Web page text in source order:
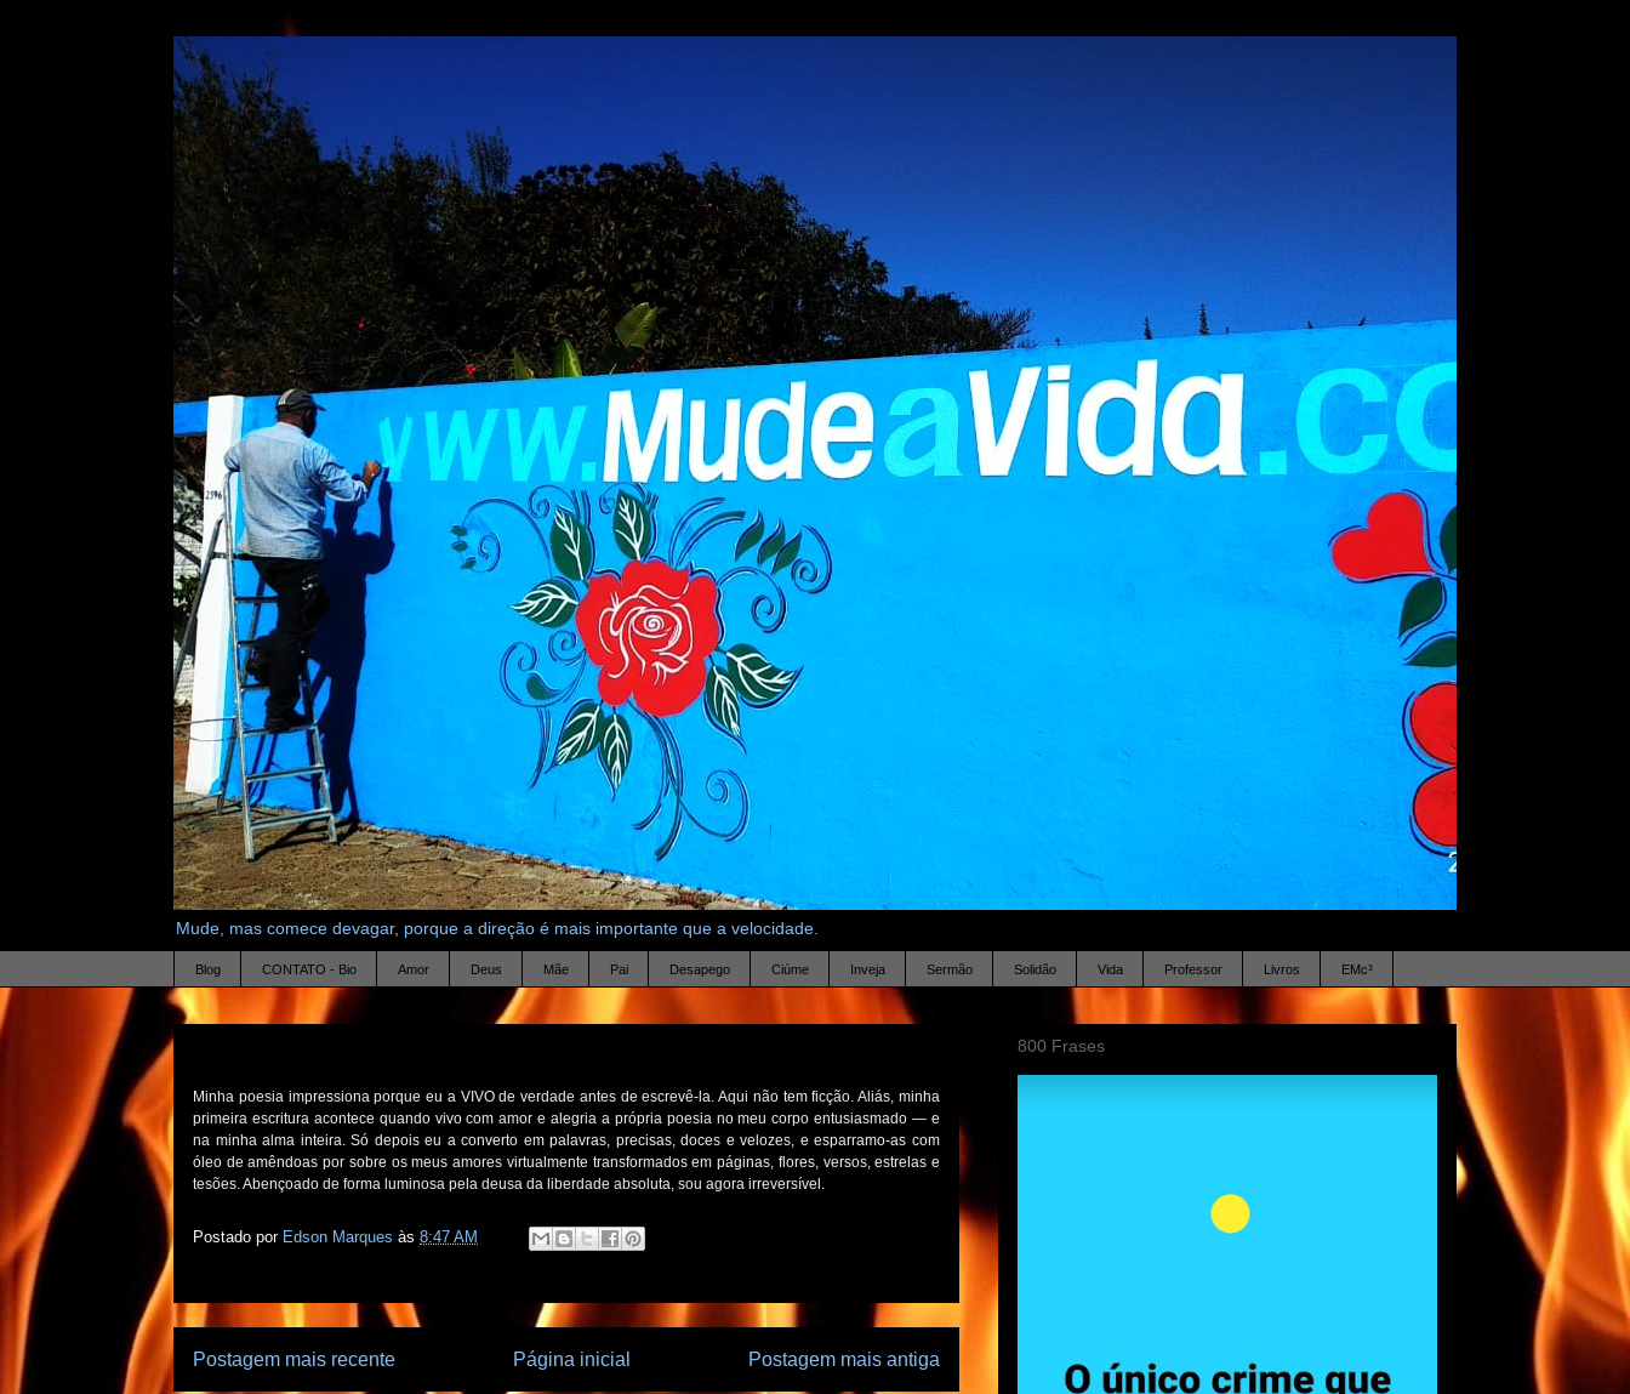
Mude, mas comece devagar, porque a direção é mais importante que a velocidade.
Blog CONTATO - Bio Amor Deus Mãe Pai Desapego Ciúme Inveja Sermão Solidão Vida Professor Livros EMc³
Minha poesia impressiona porque eu a VIVO de verdade antes de escrevê-la. Aqui não tem ficção. Aliás, minha
primeira escritura acontece quando vivo com amor e alegria a própria poesia no meu corpo entusiasmado — e
na minha alma inteira. Só depois eu a converto em palavras, precisas, doces e velozes, e esparramo-as com
óleo de amêndoas por sobre os meus amores virtualmente transformados em páginas, flores, versos, estrelas e
tesões. Abençoado de forma luminosa pela deusa da liberdade absoluta, sou agora irreversível.
Postado por Edson Marques às 8:47 AM
Postagem mais recente Postagem mais antiga
Página inicial
800 Frases